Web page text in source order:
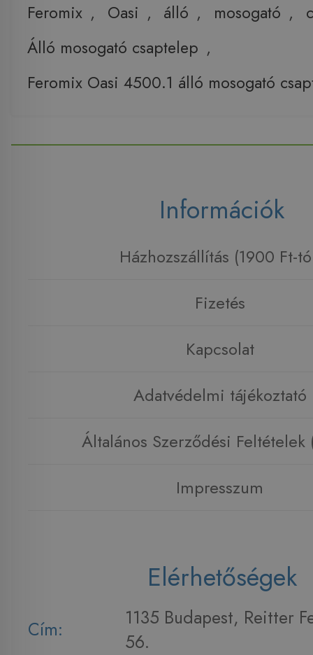
Feromix , Oasi , álló , mosogató ,
Álló mosogató csaptelep ,
Feromix Oasi 4500.1 álló mosogató
Információk
Házhozszállítás (1900 Ft-
Fizetés
Kapcsolat
Adatvédelmi tájékoztató
Általános Szerződési Feltételek
Impresszum
Elérhetőségek
Cím:
1135 Budapest, Reitter
56.